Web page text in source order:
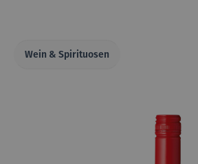
Wein & Spirituosen